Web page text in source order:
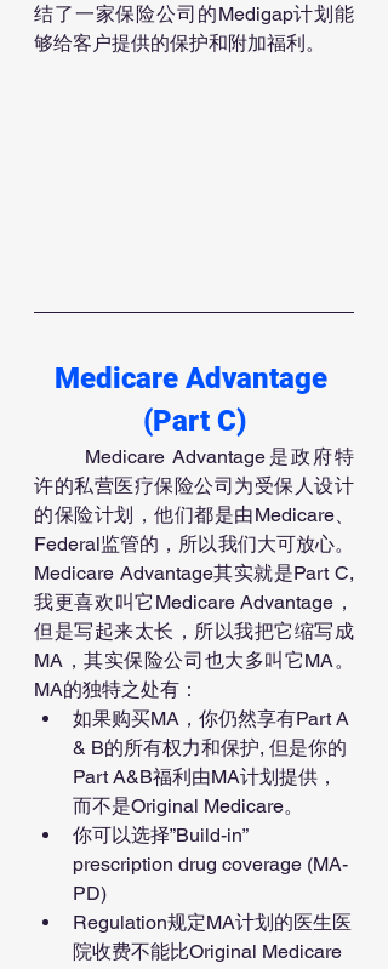
结了一家保险公司的Medigap计划能
够给客户提供的保护和附加福利。
Medicare Advantage
(Part C)
许的私营医疗保险公司为受保人设计
的保险计划，他们都是由Medicare、
Federal监管的，所以我们大可放心。
Medicare Advantage其实就是Part C,
我更喜欢叫它Medicare Advantage，
但是写起来太长，所以我把它缩写成
MA，其实保险公司也大多叫它MA。
MA的独特之处有：
如果购买MA，你仍然享有Part A
& B的所有权力和保护, 但是你的
Part A&B福利由MA计划提供，
而不是Original Medicare。
你可以选择”Build-in”
prescription drug coverage (MA-
PD)
Regulation规定MA计划的医生医
院收费不能比Original Medicare